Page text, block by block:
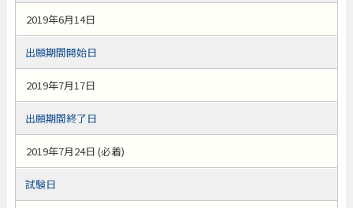
2019年6月14日
出願期間開始日
2019年7月17日
出願期間終了日
2019年7月24日 (必着)
試験日